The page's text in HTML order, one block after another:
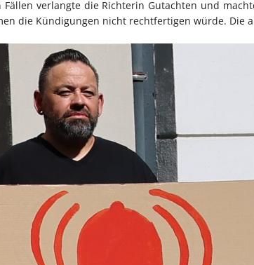
Fällen verlangte die Richterin Gutachten und
die Kündigungen nicht rechtfertigen würde. Die